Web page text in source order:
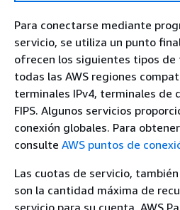
Para conectarse mediante
servicio, se utiliza un punto
ofrecen los siguientes tipos de
todas las AWS regiones
terminales IPv4, terminales de
FIPS. Algunos servicios
conexión globales. Para
consulte AWS puntos de
Las cuotas de servicio,
son la cantidad máxima de
servicio para su cuenta. AWS